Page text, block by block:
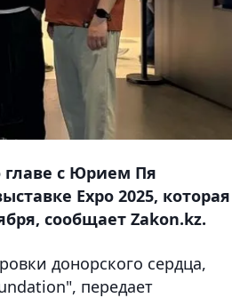
главе с Юрием Пя
Expo 2025, которая
сообщает Zakon.kz.
донорского сердца,
передает